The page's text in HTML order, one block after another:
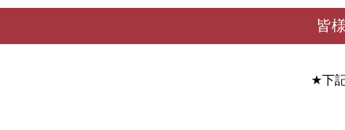
皆
★下